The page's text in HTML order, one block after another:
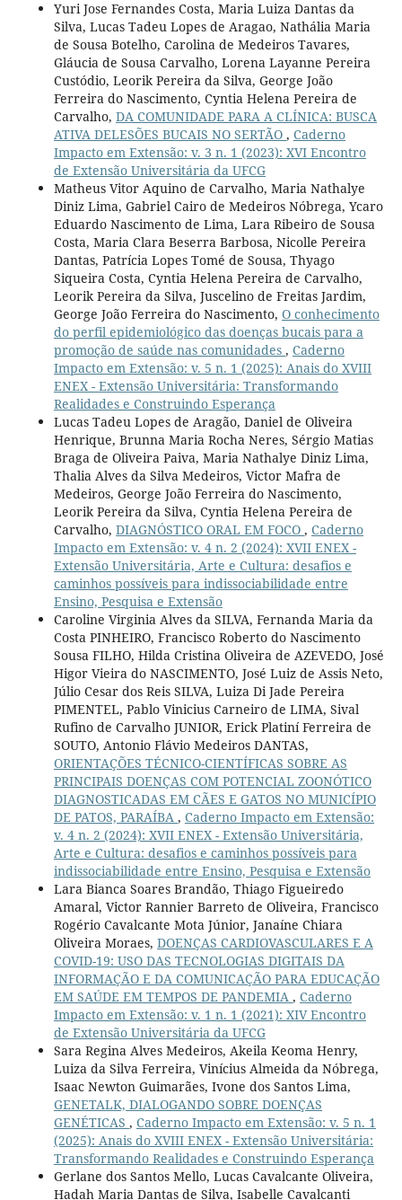
Yuri Jose Fernandes Costa, Maria Luiza Dantas da
Silva, Lucas Tadeu Lopes de Aragao, Nathália Maria
de Sousa Botelho, Carolina de Medeiros Tavares,
Gláucia de Sousa Carvalho, Lorena Layanne Pereira
Custódio, Leorik Pereira da Silva, George João
Ferreira do Nascimento, Cyntia Helena Pereira de
Carvalho, DA COMUNIDADE PARA A CLÍNICA: BUSCA
ATIVA DELESÕES BUCAIS NO SERTÃO , Caderno
Impacto em Extensão: v. 3 n. 1 (2023): XVI Encontro
de Extensão Universitária da UFCG
Matheus Vitor Aquino de Carvalho, Maria Nathalye
Diniz Lima, Gabriel Cairo de Medeiros Nóbrega, Ycaro
Eduardo Nascimento de Lima, Lara Ribeiro de Sousa
Costa, Maria Clara Beserra Barbosa, Nicolle Pereira
Dantas, Patrícia Lopes Tomé de Sousa, Thyago
Siqueira Costa, Cyntia Helena Pereira de Carvalho,
Leorik Pereira da Silva, Juscelino de Freitas Jardim,
George João Ferreira do Nascimento, O conhecimento
do perfil epidemiológico das doenças bucais para a
promoção de saúde nas comunidades , Caderno
Impacto em Extensão: v. 5 n. 1 (2025): Anais do XVIII
ENEX - Extensão Universitária: Transformando
Realidades e Construindo Esperança
Lucas Tadeu Lopes de Aragão, Daniel de Oliveira
Henrique, Brunna Maria Rocha Neres, Sérgio Matias
Braga de Oliveira Paiva, Maria Nathalye Diniz Lima,
Thalia Alves da Silva Medeiros, Victor Mafra de
Medeiros, George João Ferreira do Nascimento,
Leorik Pereira da Silva, Cyntia Helena Pereira de
Carvalho, DIAGNÓSTICO ORAL EM FOCO , Caderno
Impacto em Extensão: v. 4 n. 2 (2024): XVII ENEX -
Extensão Universitária, Arte e Cultura: desafios e
caminhos possíveis para indissociabilidade entre
Ensino, Pesquisa e Extensão
Caroline Virginia Alves da SILVA, Fernanda Maria da
Costa PINHEIRO, Francisco Roberto do Nascimento
Sousa FILHO, Hilda Cristina Oliveira de AZEVEDO, José
Higor Vieira do NASCIMENTO, José Luiz de Assis Neto,
Júlio Cesar dos Reis SILVA, Luiza Di Jade Pereira
PIMENTEL, Pablo Vinicius Carneiro de LIMA, Sival
Rufino de Carvalho JUNIOR, Erick Platiní Ferreira de
SOUTO, Antonio Flávio Medeiros DANTAS,
ORIENTAÇÕES TÉCNICO-CIENTÍFICAS SOBRE AS
PRINCIPAIS DOENÇAS COM POTENCIAL ZOONÓTICO
DIAGNOSTICADAS EM CÃES E GATOS NO MUNICÍPIO
DE PATOS, PARAÍBA , Caderno Impacto em Extensão:
v. 4 n. 2 (2024): XVII ENEX - Extensão Universitária,
Arte e Cultura: desafios e caminhos possíveis para
indissociabilidade entre Ensino, Pesquisa e Extensão
Lara Bianca Soares Brandão, Thiago Figueiredo
Amaral, Victor Rannier Barreto de Oliveira, Francisco
Rogério Cavalcante Mota Júnior, Janaíne Chiara
Oliveira Moraes, DOENÇAS CARDIOVASCULARES E A
COVID-19: USO DAS TECNOLOGIAS DIGITAIS DA
INFORMAÇÃO E DA COMUNICAÇÃO PARA EDUCAÇÃO
EM SAÚDE EM TEMPOS DE PANDEMIA , Caderno
Impacto em Extensão: v. 1 n. 1 (2021): XIV Encontro
de Extensão Universitária da UFCG
Sara Regina Alves Medeiros, Akeila Keoma Henry,
Luiza da Silva Ferreira, Vinícius Almeida da Nóbrega,
Isaac Newton Guimarães, Ivone dos Santos Lima,
GENETALK, DIALOGANDO SOBRE DOENÇAS
GENÉTICAS , Caderno Impacto em Extensão: v. 5 n. 1
(2025): Anais do XVIII ENEX - Extensão Universitária:
Transformando Realidades e Construindo Esperança
Gerlane dos Santos Mello, Lucas Cavalcante Oliveira,
Hadah Maria Dantas de Silva, Isabelle Cavalcanti